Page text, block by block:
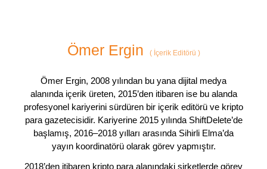
Ömer Ergin (İçerik Editörü )
Ömer Ergin, 2008 yılından bu yana dijital medya
alanında içerik üreten, 2015’den itibaren ise bu alanda
profesyonel kariyerini sürdüren bir içerik editörü ve kripto
para gazetecisidir. Kariyerine 2015 yılında ShiftDelete’de
başlamış, 2016–2018 yılları arasında Sihirli Elma’da
yayın koordinatörü olarak görev yapmıştır.
2018’den itibaren kripto para alanındaki şirketlerde görev